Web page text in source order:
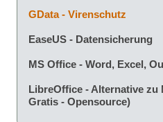
GData - Virenschutz
EaseUS - Datensicherung
MS Office - Word, Excel,
LibreOffice - Alternative zu
Gratis - Opensource)